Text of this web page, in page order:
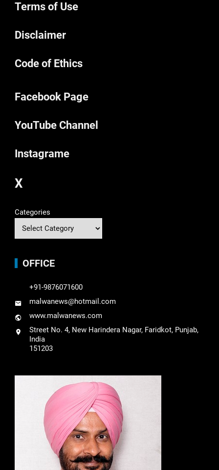
Terms of Use
Disclaimer
Code of Ethics
Facebook Page
YouTube Channel
Instagrame
X
Categories
OFFICE
+91-9876071600
malwanews@hotmail.com
www.malwanews.com
Street No. 4, New Harindera Nagar, Faridkot, Punjab,
India
151203